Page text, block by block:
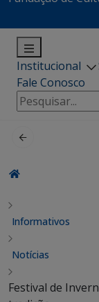
Institucional
Fale Conosco
Pesquisar
por:
Informativos
Notícias
Festival de